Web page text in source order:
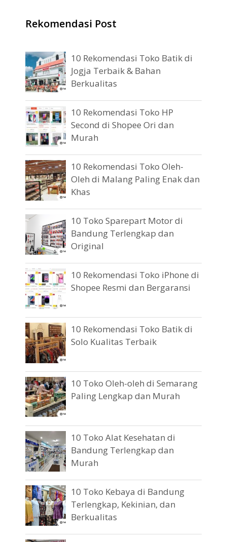
Rekomendasi Post
10 Rekomendasi Toko Batik di
Jogja Terbaik & Bahan
Berkualitas
10 Rekomendasi Toko HP
Second di Shopee Ori dan
Murah
10 Rekomendasi Toko Oleh-
Oleh di Malang Paling Enak dan
Khas
10 Toko Sparepart Motor di
Bandung Terlengkap dan
Original
10 Rekomendasi Toko iPhone di
Shopee Resmi dan Bergaransi
10 Rekomendasi Toko Batik di
Solo Kualitas Terbaik
10 Toko Oleh-oleh di Semarang
Paling Lengkap dan Murah
10 Toko Alat Kesehatan di
Bandung Terlengkap dan
Murah
10 Toko Kebaya di Bandung
Terlengkap, Kekinian, dan
Berkualitas